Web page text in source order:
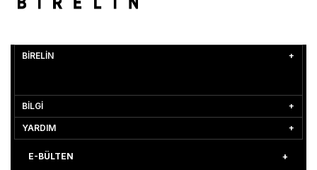
BİRELİN
BİLGİ
YARDIM
E-BÜLTEN